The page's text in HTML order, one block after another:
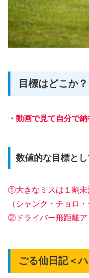
目標はどこか？
・動画で見て自分で
数値的な目標と
①大きなミスは１割未
（シャンク・チョロ・
②ドライバー飛距離ア
ごる仙日記＜